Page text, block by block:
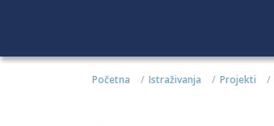
Početna Istraživanja Projekti